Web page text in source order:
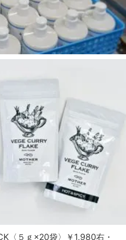
〈５ｇ×20袋〉￥1,980右・